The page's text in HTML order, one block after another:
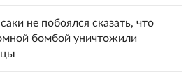
не побоялся сказать, что
бомбой уничтожили